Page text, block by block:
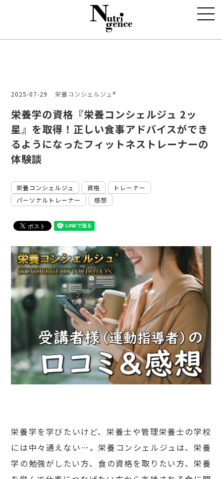
2025-07-29 栄養コンシェルジュ®
栄養学の資格『栄養コンシェルジュ 2ッ
星』を取得！正しい食事アドバイスができ
るようになったフィットネストレーナーの
体験談
栄養コンシェルジュ 資格
トレーナー
パーソナルトレーナー
感想
栄養学を学びたいけど、栄養士や管理栄養士の学校
には中々通えない…。栄養コンシェルジュは、栄養
学の勉強がしたい方、食の資格を取りたい方、栄養